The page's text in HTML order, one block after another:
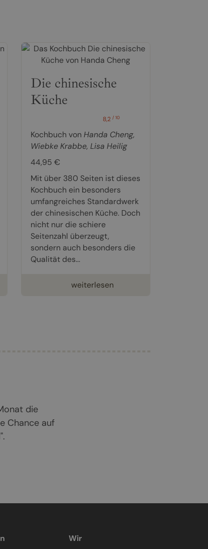
Die chinesische
Küche
8,2/ 10
Kochbuch von Handa Cheng,
Wiebke Krabbe, Lisa Heilig
44,95 €
Mit über 380 Seiten ist dieses
Kochbuch ein besonders
umfangreiches Standardwerk
der chinesischen Küche. Doch
nicht nur die schiere
Seitenzahl überzeugt,
sondern auch besonders die
Qualität des...
weiterlesen
die
Chance auf
Wir